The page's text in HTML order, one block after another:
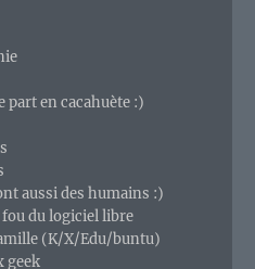
part en cacahuète :)
aussi des humains :)
du logiciel libre
(K/X/Edu/buntu)
geek